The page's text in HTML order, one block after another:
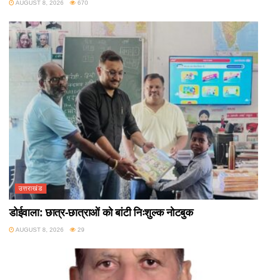
AUGUST 8, 2026 670
उत्तराखंड
डोईवाला: छात्र-छात्राओं को बांटी निःशुल्क नोटबुक
AUGUST 8, 2026 29